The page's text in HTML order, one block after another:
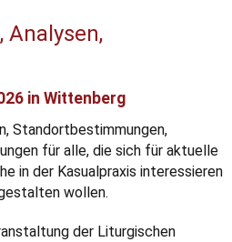
Analysen,
in Wittenberg
Standortbestimmungen,
für alle, die sich für aktuelle
in der Kasualpraxis interessieren
wollen.
der Liturgischen